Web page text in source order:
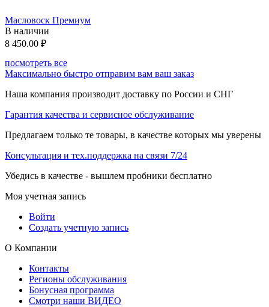
Масловоск Премиум
В наличии
8 450.00 ₽
посмотреть все
Максимально быстро отправим вам ваш заказ
Наша компания производит доставку по России и СНГ
Гарантия качества и сервисное обслуживание
Предлагаем только те товары, в качестве которых мы уверены
Консультация и тех.поддержка на связи 7/24
Убедись в качестве - вышлем пробники бесплатно
Моя учетная запись
Войти
Создать учетную запись
О Компании
Контакты
Регионы обслуживания
Бонусная программа
Смотри наши ВИДЕО